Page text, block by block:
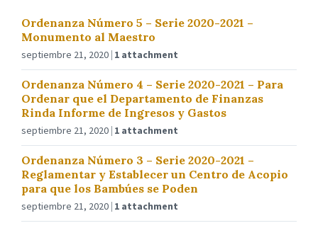
Ordenanza Número 5 – Serie 2020-2021 –
Monumento al Maestro
septiembre 21, 2020 1 attachment
Ordenanza Número 4 – Serie 2020-2021 – Para
Ordenar que el Departamento de Finanzas
Rinda Informe de Ingresos y Gastos
septiembre 21, 2020 1 attachment
Ordenanza Número 3 – Serie 2020-2021 –
Reglamentar y Establecer un Centro de Acopio
para que los Bambúes se Poden
septiembre 21, 2020 1 attachment